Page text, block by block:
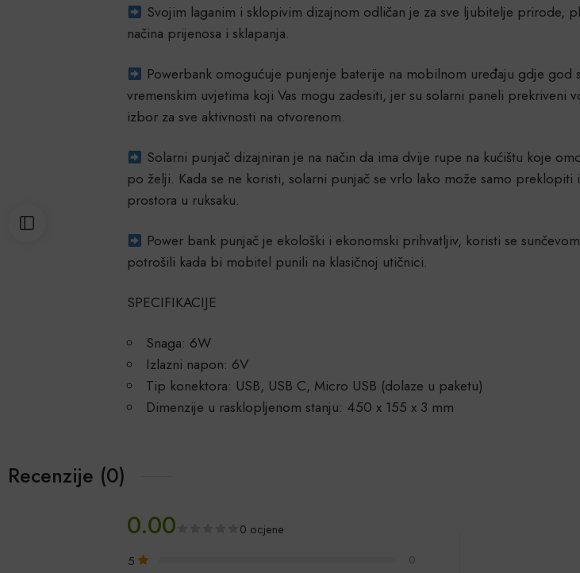
Svojim laganim i sklopivim dizajnom odličan je za sve ljubitelje prirode,
načina prijenosa i sklapanja.
Powerbank omogućuje punjenje baterije na mobilnom uređaju gdje
vremenskim uvjetima koji Vas mogu zadesiti, jer su solarni paneli
izbor za sve aktivnosti na otvorenom.
Solarni punjač dizajniran je na način da ima dvije rupe na kućištu koje
po želji. Kada se ne koristi, solarni punjač se vrlo lako može samo
prostora u ruksaku.
Power bank punjač je ekološki i ekonomski prihvatljiv, koristi se
potrošili kada bi mobitel punili na klasičnoj utičnici.
SPECIFIKACIJE
Snaga: 6W
Izlazni napon: 6V
Tip konektora: USB, USB C, Micro USB (dolaze u paketu)
Dimenzije u rasklopljenom stanju: 450 x 155 x 3 mm
Recenzije (0)
0.00 0 ocjene
5 0